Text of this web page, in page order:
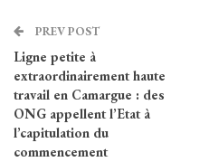
PREV POST
Ligne petite à
extraordinairement haute
travail en Camargue : des
ONG appellent l’Etat à
l’capitulation du
commencement